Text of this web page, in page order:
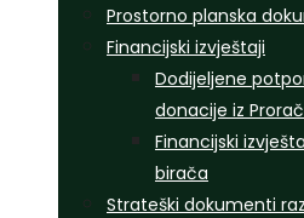
Prostorno planska
Financijski izvještaji
Dodijeljene
donacije iz
Financijski
birača
Strateški dokumenti